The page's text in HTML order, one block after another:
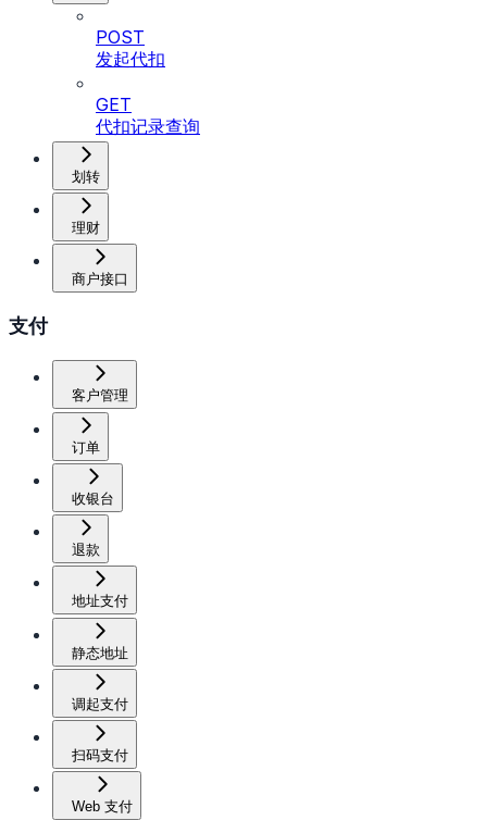
POST
发起代扣
GET
代扣记录查询
划转
理财
商户接口
支付
客户管理
订单
收银台
退款
地址支付
静态地址
调起支付
扫码支付
Web 支付